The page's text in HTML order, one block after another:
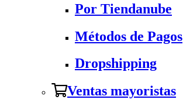
Por Tiendanube
Métodos de Pagos
Dropshipping
Ventas mayoristas